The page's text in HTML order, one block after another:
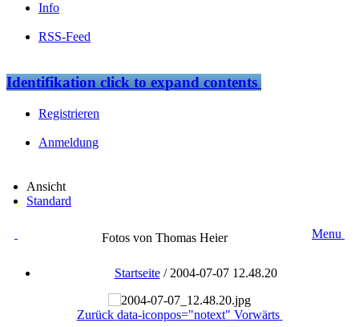
Info
RSS-Feed
Identifikationclick to expand contents
Registrieren
Anmeldung
Ansicht
Standard
Fotos von Thomas Heier Menu
Startseite/ 2004-07-07 12.48.20
Zurück data-iconpos="notext" Vorwärts